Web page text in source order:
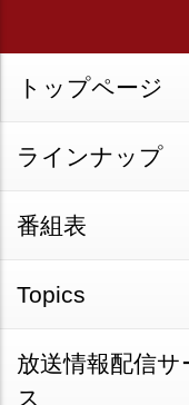
トップページ
ラインナップ
番組表
Topics
放送情報配信サ
ス